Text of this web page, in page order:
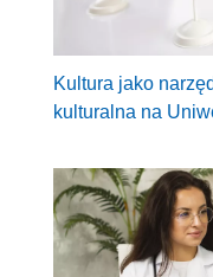
Kultura jako
kulturalna na